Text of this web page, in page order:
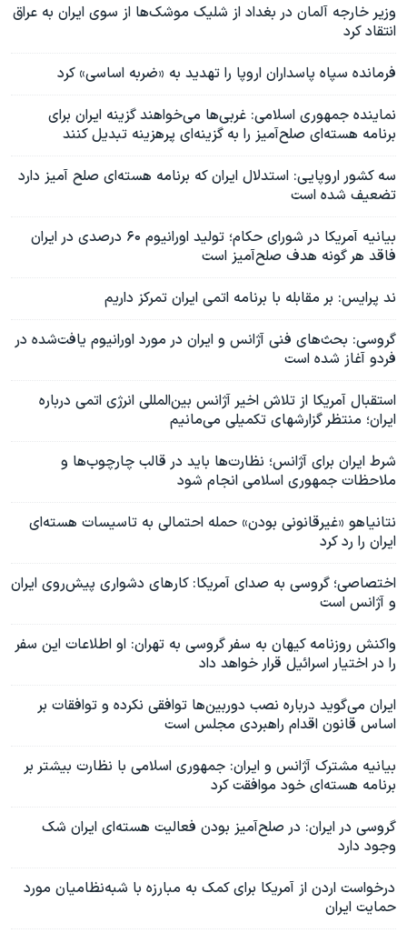
وزیر خارجه آلمان در بغداد از شلیک موشک‌ها از سوی ایران به عراق
انتقاد کرد
فرمانده سپاه پاسداران اروپا را تهدید به «ضربه اساسی» کرد
نماینده جمهوری اسلامی: غربی‌ها می‌خواهند گزینه ایران برای
برنامه هسته‌ای صلح‌آمیز را به گزینه‌ای پرهزینه تبدیل کنند
سه کشور اروپایی: استدلال ایران که برنامه هسته‌ای صلح آمیز دارد
تضعیف شده است
بیانیه آمریکا در شورای حکام؛ تولید اورانیوم ۶۰ درصدی در ایران
فاقد هر گونه هدف صلح‌آمیز است
ند پرایس: بر مقابله با برنامه اتمی ایران تمرکز داریم
گروسی: بحث‌های فنی آژانس و ایران در مورد اورانیوم یافت‌شده در
فردو آغاز شده است
استقبال آمریکا از تلاش اخیر آژانس بین‌المللی انرژی اتمی درباره
ایران؛ منتظر گزارشهای تکمیلی می‌مانیم
شرط ایران برای آژانس؛ نظارت‌ها باید در قالب چارچوب‌ها و
ملاحظات جمهوری اسلامی انجام شود
نتانیاهو «غیرقانونی بودن» حمله احتمالی به تاسیسات هسته‌ای
ایران را رد کرد
اختصاصی؛ گروسی به صدای آمریکا: کارهای دشواری پیش‌روی ایران
و آژانس است
واکنش روزنامه کیهان به سفر گروسی به تهران: او اطلاعات این سفر
را در اختیار اسرائیل قرار خواهد داد
ایران می‌گوید درباره نصب دوربین‌ها توافقی نکرده و توافقات بر
اساس قانون اقدام راهبردی مجلس است
بیانیه مشترک آژانس و ایران: جمهوری اسلامی با نظارت بیشتر بر
برنامه هسته‌ای خود موافقت کرد
گروسی در ایران: در صلح‌آمیز بودن فعالیت هسته‌ای ایران شک
وجود دارد
درخواست اردن از آمریکا برای کمک به مبارزه با شبه‌نظامیان مورد
حمایت ایران